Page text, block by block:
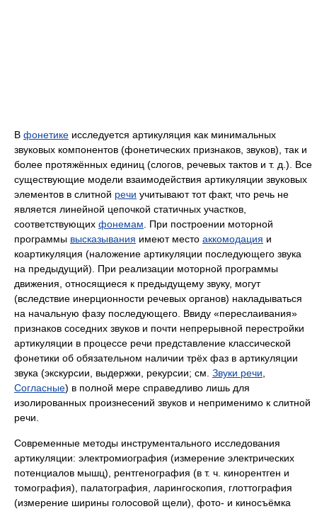
В фонетике исследуется артикуляция как минимальных
звуковых компонентов (фонетических признаков, звуков), так и
более протяжённых единиц (слогов, речевых тактов и т. д.). Все
существующие модели взаимодействия артикуляции звуковых
элементов в слитной речи учитывают тот факт, что речь не
является линейной цепочкой статичных участков,
соответствующих фонемам . При построении моторной
программы высказывания имеют место аккомодация и
коартикуляция (наложение артикуляции последующего звука
на предыдущий). При реализации моторной программы
движения, относящиеся к предыдущему звуку, могут
(вследствие инерционности речевых органов) накладываться
на начальную фазу последующего. Ввиду «переслаивания»
признаков соседних звуков и почти непрерывной перестройки
артикуляции в процессе речи представление классической
фонетики об обязательном наличии трёх фаз в артикуляции
звука (экскурсии, выдержки, рекурсии; см. Звуки речи
Согласные) в полной мере справедливо лишь для
изолированных произнесений звуков и неприменимо к слитной
речи.
Современные методы инструментального исследования
артикуляции: электромиография (измерение электрических
потенциалов мышц), рентгенография (в т. ч. кинорентген и
томография), палатография, ларингоскопия, глоттография
(измерение ширины голосовой щели), фото- и киносъёмка